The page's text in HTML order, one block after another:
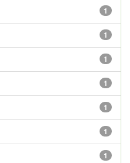
1
1
1
1
1
1
1